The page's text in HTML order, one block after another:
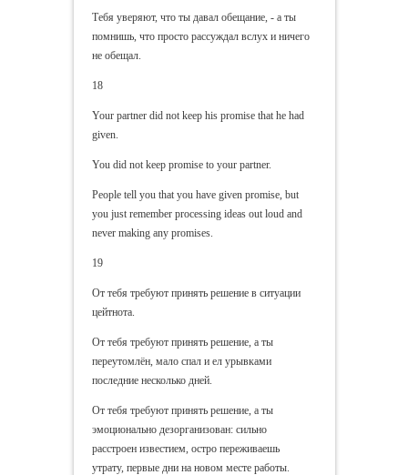
Тебя уверяют, что ты давал обещание, - а ты
помнишь, что просто рассуждал вслух и ничего
не обещал.
18
Your partner did not keep his promise that he had
given.
You did not keep promise to your partner.
People tell you that you have given promise, but
you just remember processing ideas out loud and
never making any promises.
19
От тебя требуют принять решение в ситуации
цейтнота.
От тебя требуют принять решение, а ты
переутомлён, мало спал и ел урывками
последние несколько дней.
От тебя требуют принять решение, а ты
эмоционально дезорганизован: сильно
расстроен известием, остро переживаешь
утрату, первые дни на новом месте работы.